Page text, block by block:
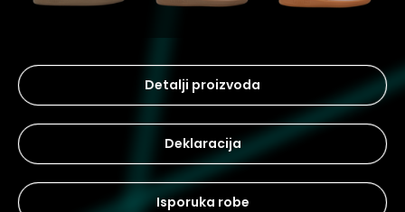
Detalji proizvoda
Deklaracija
Isporuka robe